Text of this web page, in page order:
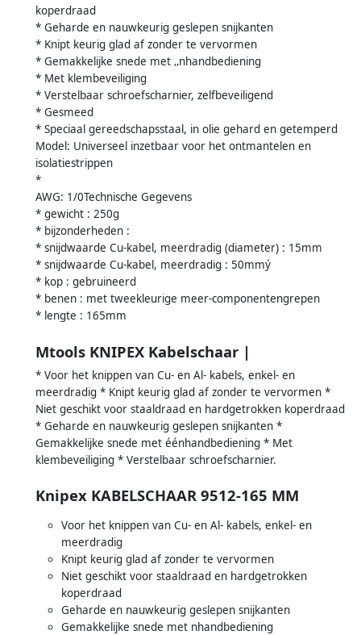
koperdraad
* Geharde en nauwkeurig geslepen snijkanten
* Knipt keurig glad af zonder te vervormen
* Gemakkelijke snede met ‚‚nhandbediening
* Met klembeveiliging
* Verstelbaar schroefscharnier, zelfbeveiligend
* Gesmeed
* Speciaal gereedschapsstaal, in olie gehard en getemperd
Model: Universeel inzetbaar voor het ontmantelen en
isolatiestrippen
*
AWG: 1/0Technische Gegevens
* gewicht : 250g
* bijzonderheden :
* snijdwaarde Cu-kabel, meerdradig (diameter) : 15mm
* snijdwaarde Cu-kabel, meerdradig : 50mmý
* kop : gebruineerd
* benen : met tweekleurige meer-componentengrepen
* lengte : 165mm
Mtools KNIPEX Kabelschaar |
* Voor het knippen van Cu- en Al- kabels, enkel- en
meerdradig * Knipt keurig glad af zonder te vervormen *
Niet geschikt voor staaldraad en hardgetrokken koperdraad
* Geharde en nauwkeurig geslepen snijkanten *
Gemakkelijke snede met éénhandbediening * Met
klembeveiliging * Verstelbaar schroefscharnier.
Knipex KABELSCHAAR 9512-165 MM
Voor het knippen van Cu- en Al- kabels, enkel- en
meerdradig
Knipt keurig glad af zonder te vervormen
Niet geschikt voor staaldraad en hardgetrokken
koperdraad
Geharde en nauwkeurig geslepen snijkanten
Gemakkelijke snede met nhandbediening